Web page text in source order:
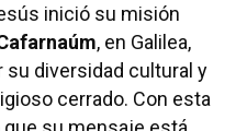
inició su misión
, en Galilea,
su diversidad cultural y
cerrado. Con esta